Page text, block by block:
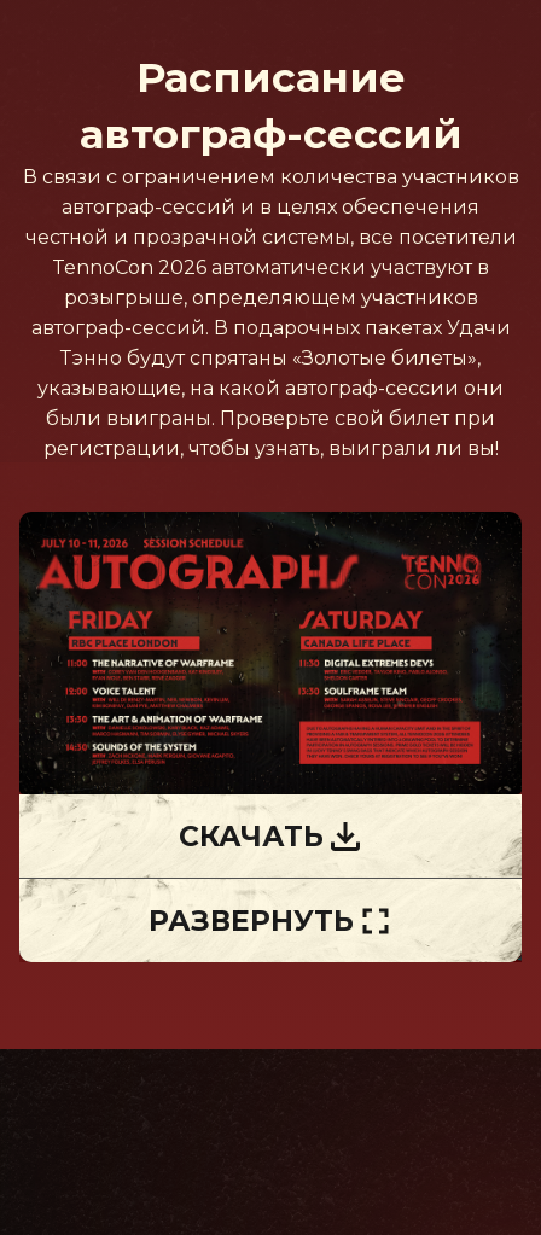
Расписание
автограф-сессий
В связи с ограничением количества участников
автограф-сессий и в целях обеспечения
честной и прозрачной системы, все посетители
TennoCon 2026 автоматически участвуют в
розыгрыше, определяющем участников
автограф-сессий. В подарочных пакетах Удачи
Тэнно будут спрятаны «Золотые билеты»,
указывающие, на какой автограф-сессии они
были выиграны. Проверьте свой билет при
регистрации, чтобы узнать, выиграли ли вы!
СКАЧАТЬ
РАЗВЕРНУТЬ